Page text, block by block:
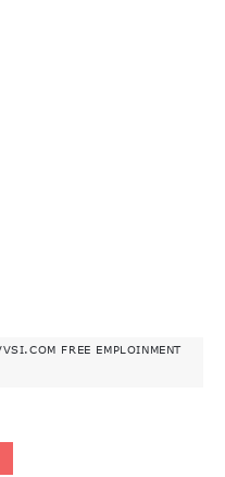
FREE EMPLOINMENT